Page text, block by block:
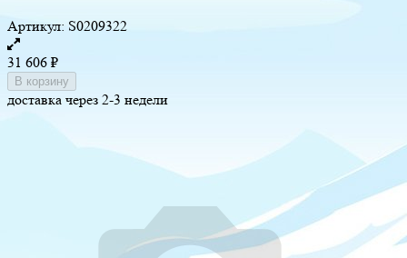
Артикул: S0209322
31 606 ₽
В корзину
доставка через 2-3 недели